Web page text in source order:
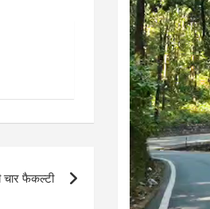
चार फैकल्टी